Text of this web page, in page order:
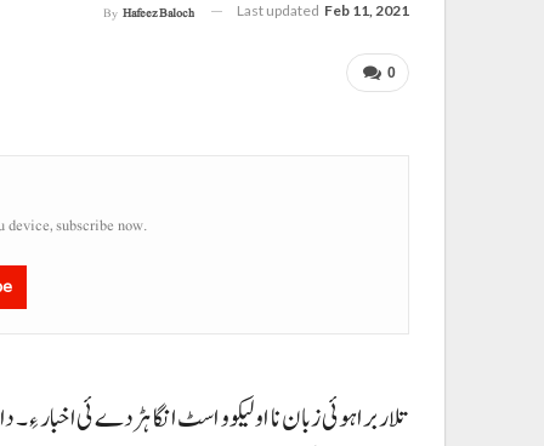
By Hafeez Baloch Last updated Feb 11, 2021
0
subscribe now.
تلار براہوئی زبان نا اولیکو و اسٹ انگا ہڑدے ئی اخبار